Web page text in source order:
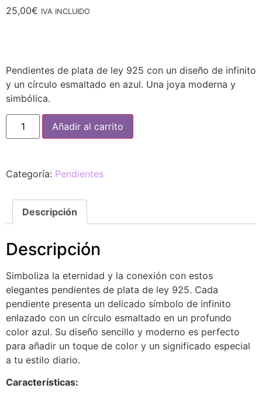
25,00€ IVA INCLUIDO
Pendientes de plata de ley 925 con un diseño de infinito
y un círculo esmaltado en azul. Una joya moderna y
simbólica.
Añadir al carrito
Categoría: Pendientes
Descripción
Descripción
Simboliza la eternidad y la conexión con estos
elegantes pendientes de plata de ley 925. Cada
pendiente presenta un delicado símbolo de infinito
enlazado con un círculo esmaltado en un profundo
color azul. Su diseño sencillo y moderno es perfecto
para añadir un toque de color y un significado especial
a tu estilo diario.
Características: